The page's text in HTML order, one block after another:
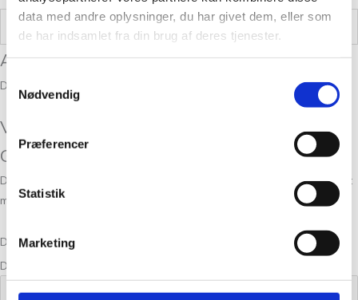
data med andre oplysninger, du har givet dem, eller som
de har indsamlet fra din brug af deres tjenester.
Nødvendig
Præferencer
Statistik
Marketing
Anmeldelser
Der er endnu ikke nogle anmeldelser.
Vær den første til at anmelde “Tynn Peer
Gynt Bristol Black 3800”
Din e-mailadresse vil ikke blive publiceret.
Krævede felter er markeret
med*
Din bedømmelse
Din anmeldelse